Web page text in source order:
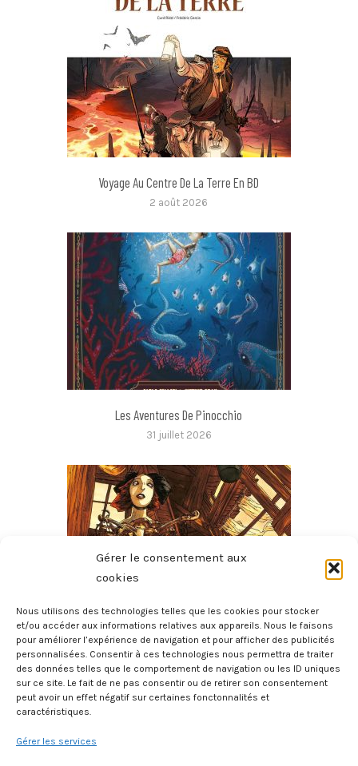
Gérer le consentement aux
cookies
Nous utilisons des technologies telles que les cookies pour stocker
et/ou accéder aux informations relatives aux appareils. Nous le faisons
pour améliorer l’expérience de navigation et pour afficher des publicités
personnalisées. Consentir à ces technologies nous permettra de traiter
des données telles que le comportement de navigation ou les ID uniques
sur ce site. Le fait de ne pas consentir ou de retirer son consentement
peut avoir un effet négatif sur certaines fonctonnalités et
caractéristiques.
Gérer les services
Voyage Au Centre De La Terre En BD
2 août 2026
Les Aventures De Pinocchio
31 juillet 2026
Les Contes D’Hoffmann – Le Violon De Crémone
28 juillet 2026